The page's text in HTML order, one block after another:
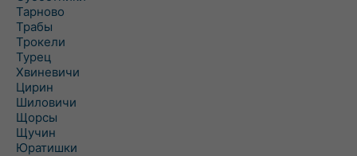
Тарново
Трабы
Трокели
Турец
Хвиневичи
Цирин
Шиловичи
Щорсы
Щучин
Юратишки